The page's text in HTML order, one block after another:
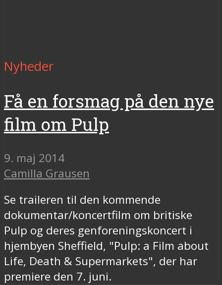
Nyheder
Få en forsmag på den nye
film om Pulp
9. maj 2014
Camilla Grausen
Se traileren til den kommende
dokumentar/koncertfilm om britiske
Pulp og deres genforeningskoncert i
hjembyen Sheffield, "Pulp: a Film about
Life, Death & Supermarkets", der har
premiere den 7. juni.